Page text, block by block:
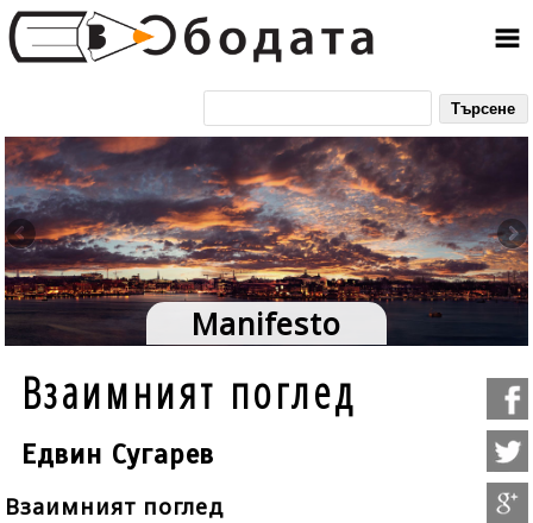
Manifesto
Взаимният поглед
Едвин Сугарев
Взаимният поглед